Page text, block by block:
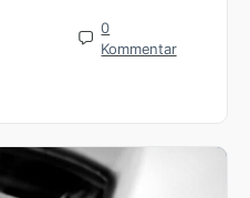
0
Kommentar